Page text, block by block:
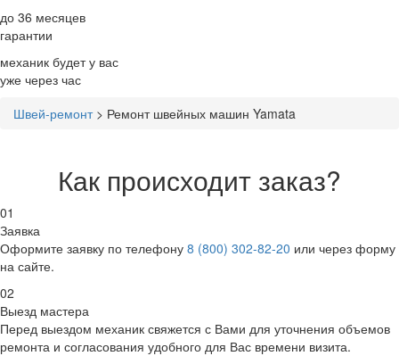
до 36 месяцев
гарантии
механик будет у вас
уже через час
Швей-ремонт> Ремонт швейных машин Yamata
Как происходит заказ?
01
Заявка
Оформите заявку по телефону 8 (800) 302-82-20 или через форму
на сайте.
02
Выезд мастера
Перед выездом механик свяжется с Вами для уточнения объемов
ремонта и согласования удобного для Вас времени визита.